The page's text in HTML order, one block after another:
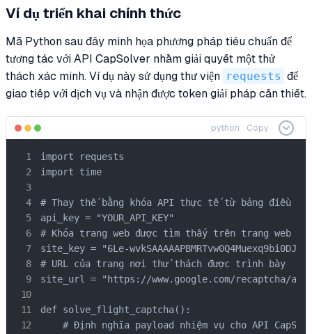
Ví dụ triển khai chính thức
Mã Python sau đây minh họa phương pháp tiêu chuẩn để
tương tác với API CapSolver nhằm giải quyết một thử
thách xác minh. Ví dụ này sử dụng thư viện requests để
giao tiếp với dịch vụ và nhận được token giải pháp cần thiết.
python Copy
import requests
import time
# Thay thế bằng khóa API thực tế từ bảng điều
api_key = "YOUR_API_KEY"
# Khóa trang web được tìm thấy trên trang web
site_key = "6Le-
# URL của trang nơi thử thách được trình bày
site_url = "https://www.google.com/recaptcha/
def solve_flight_captcha():
# Định nghĩa payload nhiệm vụ cho API